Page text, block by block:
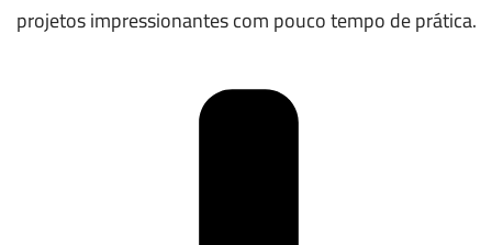
projetos impressionantes com pouco tempo de prática.